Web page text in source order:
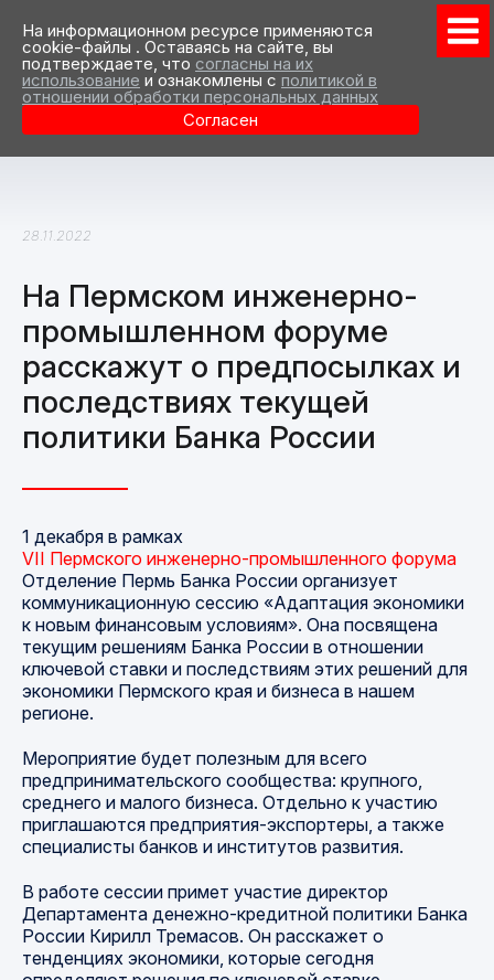
На информационном ресурсе применяются
cookie-файлы . Оставаясь на сайте, вы
подтверждаете, что согласны на их
использование и ознакомлены с политикой в
отношении обработки персональных данных
Согласен
28.11.2022
На Пермском инженерно-
промышленном форуме
расскажут о предпосылках и
последствиях текущей
политики Банка России
1 декабря в рамках
VII Пермского инженерно-промышленного форума
Отделение Пермь Банка России организует
коммуникационную сессию «Адаптация экономики
к новым финансовым условиям». Она посвящена
текущим решениям Банка России в отношении
ключевой ставки и последствиям этих решений для
экономики Пермского края и бизнеса в нашем
регионе.
Мероприятие будет полезным для всего
предпринимательского сообщества: крупного,
среднего и малого бизнеса. Отдельно к участию
приглашаются предприятия-экспортеры, а также
специалисты банков и институтов развития.
В работе сессии примет участие директор
Департамента денежно-кредитной политики Банка
России Кирилл Тремасов. Он расскажет о
тенденциях экономики, которые сегодня